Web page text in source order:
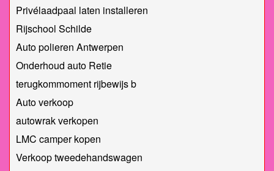
Privélaadpaal laten installeren
Rijschool Schilde
Auto polieren Antwerpen
Onderhoud auto Retie
terugkommoment rijbewijs b
Auto verkoop
autowrak verkopen
LMC camper kopen
Verkoop tweedehandswagen